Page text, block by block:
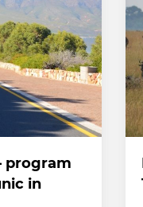
program
in